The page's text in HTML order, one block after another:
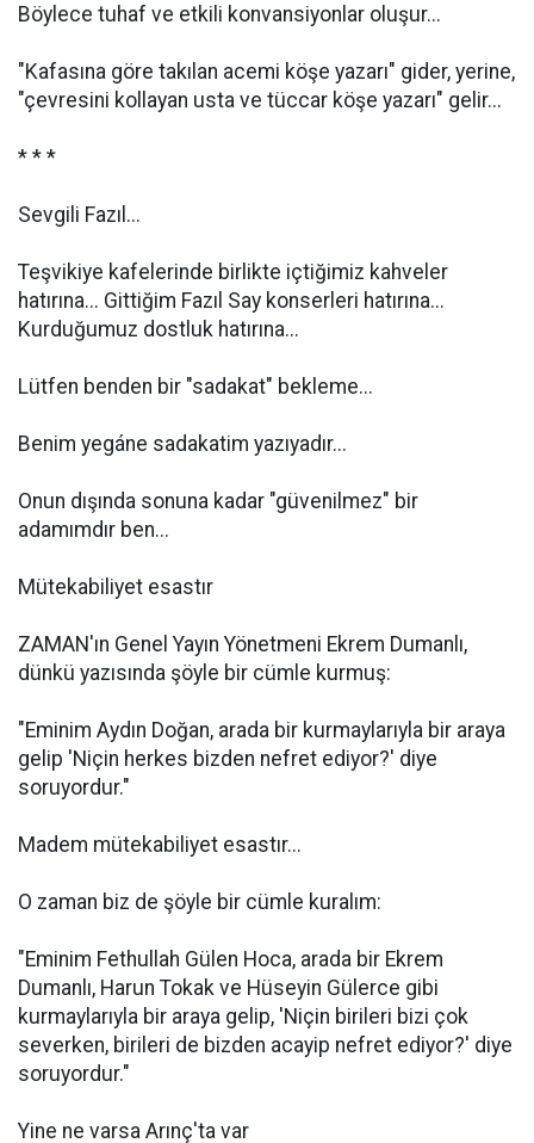
Böylece tuhaf ve etkili konvansiyonlar oluşur...
"Kafasına göre takılan acemi köşe yazarı" gider, yerine,
"çevresini kollayan usta ve tüccar köşe yazarı" gelir...
* * *
Sevgili Fazıl...
Teşvikiye kafelerinde birlikte içtiğimiz kahveler
hatırına... Gittiğim Fazıl Say konserleri hatırına...
Kurduğumuz dostluk hatırına...
Lütfen benden bir "sadakat" bekleme...
Benim yegáne sadakatim yazıyadır...
Onun dışında sonuna kadar "güvenilmez" bir
adamımdır ben...
Mütekabiliyet esastır
ZAMAN'ın Genel Yayın Yönetmeni Ekrem Dumanlı,
dünkü yazısında şöyle bir cümle kurmuş:
"Eminim Aydın Doğan, arada bir kurmaylarıyla bir araya
gelip 'Niçin herkes bizden nefret ediyor?' diye
soruyordur."
Madem mütekabiliyet esastır...
O zaman biz de şöyle bir cümle kuralım:
"Eminim Fethullah Gülen Hoca, arada bir Ekrem
Dumanlı, Harun Tokak ve Hüseyin Gülerce gibi
kurmaylarıyla bir araya gelip, 'Niçin birileri bizi çok
severken, birileri de bizden acayip nefret ediyor?' diye
soruyordur."
Yine ne varsa Arınç'ta var